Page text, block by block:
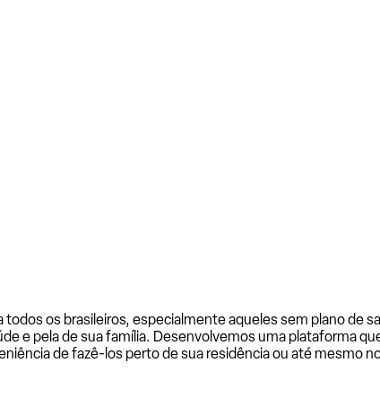
os brasileiros, especialmente aqueles sem plano de
e pela de sua família. Desenvolvemos uma plataforma
de fazê-los perto de sua residência ou até mesmo